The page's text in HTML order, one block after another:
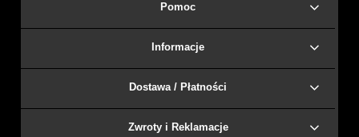
Pomoc
Informacje
Dostawa / Płatności
Zwroty i Reklamacje